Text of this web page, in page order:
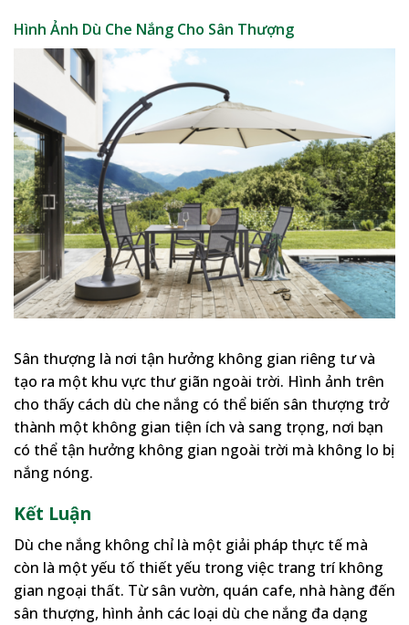
Hình Ảnh Dù Che Nắng Cho Sân Thượng
Sân thượng là nơi tận hưởng không gian riêng tư và
tạo ra một khu vực thư giãn ngoài trời. Hình ảnh trên
cho thấy cách dù che nắng có thể biến sân thượng trở
thành một không gian tiện ích và sang trọng, nơi bạn
có thể tận hưởng không gian ngoài trời mà không lo bị
nắng nóng.
Kết Luận
Dù che nắng không chỉ là một giải pháp thực tế mà
còn là một yếu tố thiết yếu trong việc trang trí không
gian ngoại thất. Từ sân vườn, quán cafe, nhà hàng đến
sân thượng, hình ảnh các loại dù che nắng đa dạng